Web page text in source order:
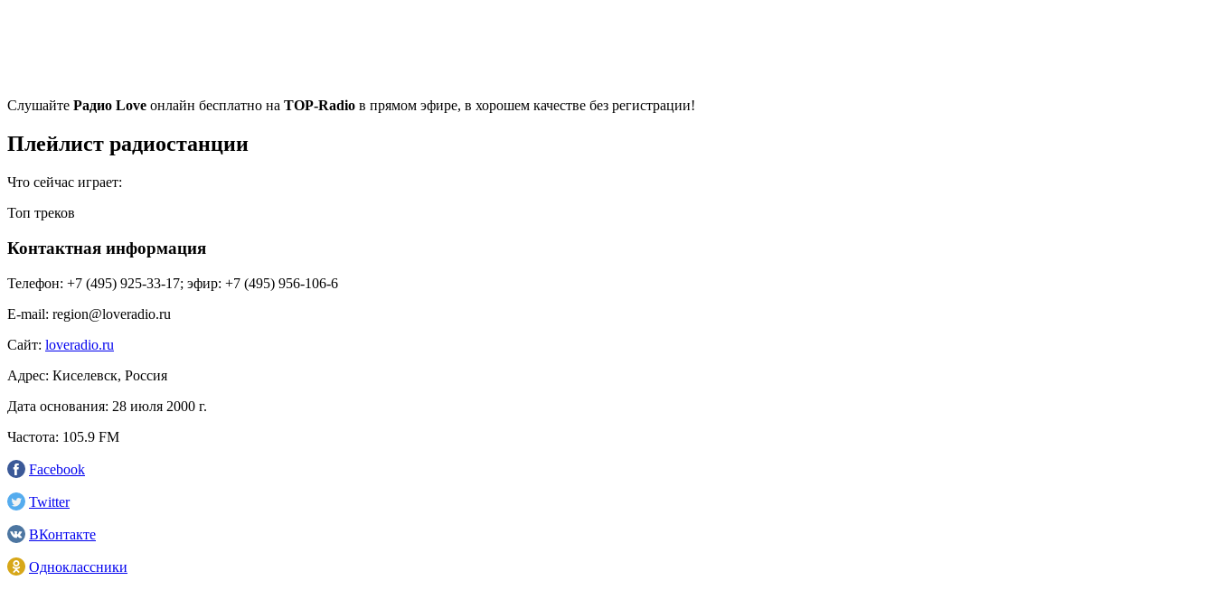
Cлушайте Радио Love онлайн бесплатно на TOP-Radio в прямом эфире, в хорошем качестве без регистрации!
Плейлист радиостанции
Что сейчас играет:
Топ треков
Контактная информация
Телефон: +7 (495) 925-33-17; эфир: +7 (495) 956-106-6
E-mail: region@loveradio.ru
Сайт: loveradio.ru
Адрес: Киселевск, Россия
Дата основания: 28 июля 2000 г.
Частота: 105.9 FM
Facebook
Twitter
ВКонтакте
Одноклассники